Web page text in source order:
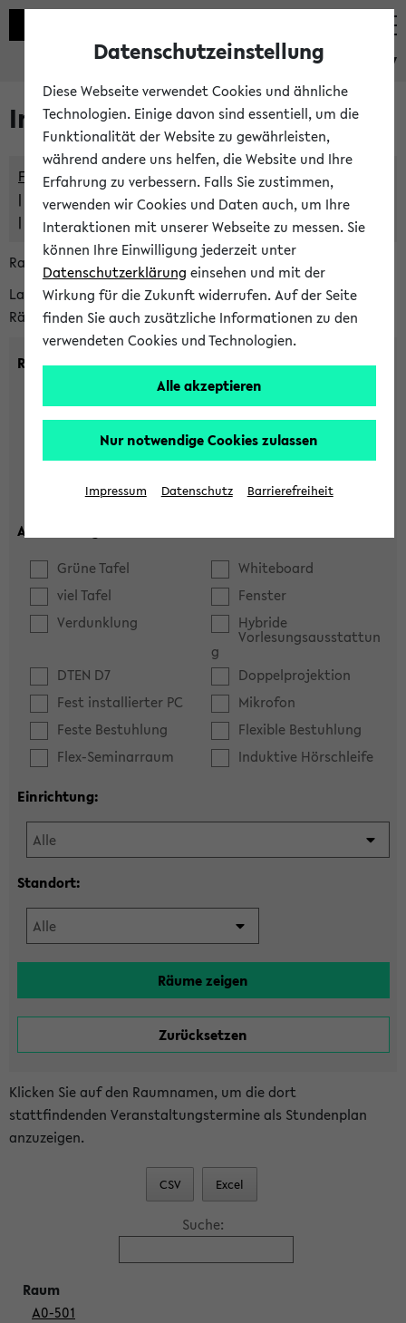
eKVV
Im eKVV verwaltete Räume
Freie Räume und Veranstaltungsüberschneidungen
Raumüberschneidungen
Hinweise der zentralen Raumvergabe
Raumanfragen:
raumvergabe@uni-bielefeld.de
Lassen Sie sich alle Räume anzeigen oder suchen Sie nach
Räumen mit bestimmten Eigenschaften:
Raumkriterien:
max. Plätze:
Ausstattung:
Grüne Tafel
Whiteboard
viel Tafel
Fenster
Verdunklung
Hybride
Vorlesungsausstattun
g
DTEN D7
Doppelprojektion
Fest installierter PC
Mikrofon
Feste Bestuhlung
Flexible Bestuhlung
Flex-Seminarraum
Induktive Hörschleife
Einrichtung:
Standort:
Klicken Sie auf den Raumnamen, um die dort
stattfindenden Veranstaltungstermine als Stundenplan
anzuzeigen.
CSV Excel
Suche:
A0-501
Datenschutzeinstellung
Diese Webseite verwendet Cookies und ähnliche
Technologien. Einige davon sind essentiell, um die
Funktionalität der Website zu gewährleisten,
während andere uns helfen, die Website und Ihre
Erfahrung zu verbessern. Falls Sie zustimmen,
verwenden wir Cookies und Daten auch, um Ihre
Interaktionen mit unserer Webseite zu messen. Sie
können Ihre Einwilligung jederzeit unter
Datenschutzerklärung einsehen und mit der
Wirkung für die Zukunft widerrufen. Auf der Seite
finden Sie auch zusätzliche Informationen zu den
verwendeten Cookies und Technologien.
Alle akzeptieren
Nur notwendige Cookies zulassen
Impressum Datenschutz Barrierefreiheit